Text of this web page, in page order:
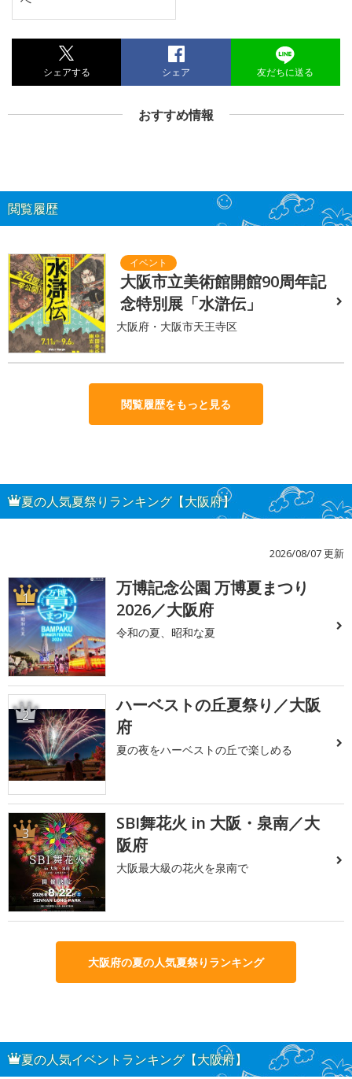
シェアする シェア 友だちに送る
おすすめ情報
閲覧履歴
大阪市立美術館開館90周年記
念特別展「水滸伝」
大阪府・大阪市天王寺区
閲覧履歴をもっと見る
夏の人気夏祭りランキング【大阪府】
2026/08/07 更新
1
万博記念公園 万博夏まつり
2026／大阪府
令和の夏、昭和な夏
2
ハーベストの丘夏祭り／大阪
府
夏の夜をハーベストの丘で楽しめる
3
SBI舞花火 in 大阪・泉南／大
阪府
大阪最大級の花火を泉南で
大阪府の夏の人気夏祭りランキング
夏の人気イベントランキング【大阪府】